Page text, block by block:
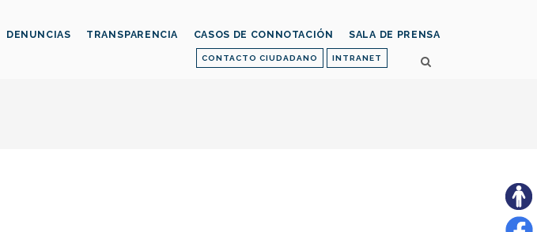
CONTACTO CIUDADANO INTRANET
DENUNCIAS TRANSPARENCIA CASOS DE CONNOTACIÓN SALA DE PRENSA